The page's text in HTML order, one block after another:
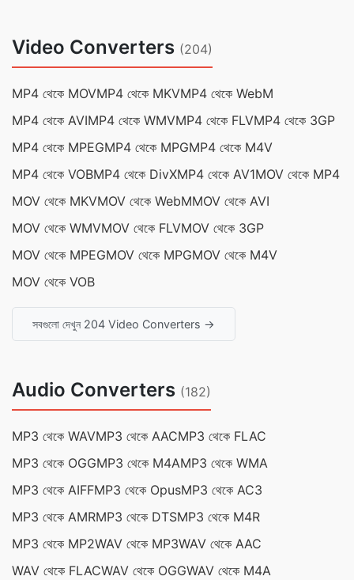
Video Converters (204)
MP4 থেকে MOVMP4 থেকে MKVMP4 থেকে WebM
MP4 থেকে AVIMP4 থেকে WMVMP4 থেকে FLVMP4 থেকে 3GP
MP4 থেকে MPEGMP4 থেকে MPGMP4 থেকে M4V
MP4 থেকে VOBMP4 থেকে DivXMP4 থেকে AV1MOV থেকে MP4
MOV থেকে MKVMOV থেকে WebMMOV থেকে AVI
MOV থেকে WMVMOV থেকে FLVMOV থেকে 3GP
MOV থেকে MPEGMOV থেকে MPGMOV থেকে M4V
MOV থেকে VOB
সবগুলো দেখুন 204 Video Converters →
Audio Converters (182)
MP3 থেকে WAVMP3 থেকে AACMP3 থেকে FLAC
MP3 থেকে OGGMP3 থেকে M4AMP3 থেকে WMA
MP3 থেকে AIFFMP3 থেকে OpusMP3 থেকে AC3
MP3 থেকে AMRMP3 থেকে DTSMP3 থেকে M4R
MP3 থেকে MP2WAV থেকে MP3WAV থেকে AAC
WAV থেকে FLACWAV থেকে OGGWAV থেকে M4A